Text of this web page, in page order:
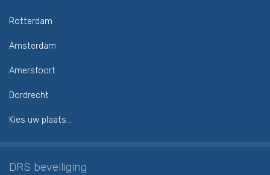
Rotterdam
Amsterdam
Amersfoort
Dordrecht
Kies uw plaats...
DRS beveiliging